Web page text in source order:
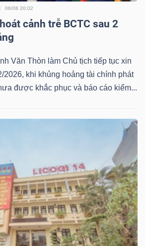
06/08 20:02
cảnh trễ BCTC sau 2
Văn Thòn làm Chủ tịch tiếp tục xin
2026, khi khủng hoảng tài chính phát
được khắc phục và báo cáo kiểm...